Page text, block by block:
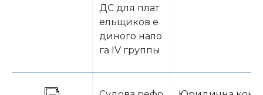
ДС для плат
ельщиков е
диного нало
га IV группы